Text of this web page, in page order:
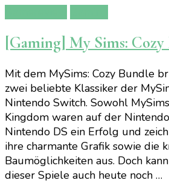
[Gaming] My Sims:
Mit dem MySims: Cozy Bundle
zwei beliebte Klassiker der
Nintendo Switch. Sowohl
Kingdom waren auf der
Nintendo DS ein Erfolg und
ihre charmante Grafik sowie die
Baumöglichkeiten aus. Doch
dieser Spiele auch heute noch …